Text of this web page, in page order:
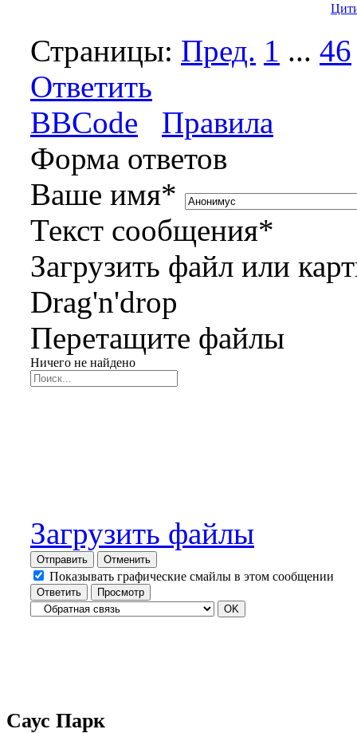
Страницы: Пред. 1 ... 46
Ответить
BBCode
Правила
Форма ответов
Ваше имя*
Текст сообщения*
Загрузить файл или
Drag'n'drop
Перетащите файлы
Ничего не найдено
Загрузить файлы
Отправить Отменить
Показывать графические смайлы в этом сообщении
Саус Парк